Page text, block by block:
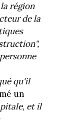
région
de la
qu'il
un
et il